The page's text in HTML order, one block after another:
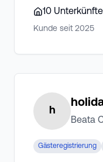
10 Unterkünfte
Kunde seit 2025
h
Beata
Gästeregistrierung